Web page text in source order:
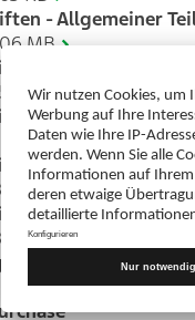
- Allgemeiner­­
MB
- Fertigwaren,
KB
- Rohstoffe
KB
-
KB
- PTC-Stream
KB
beim Einsatz von
KB